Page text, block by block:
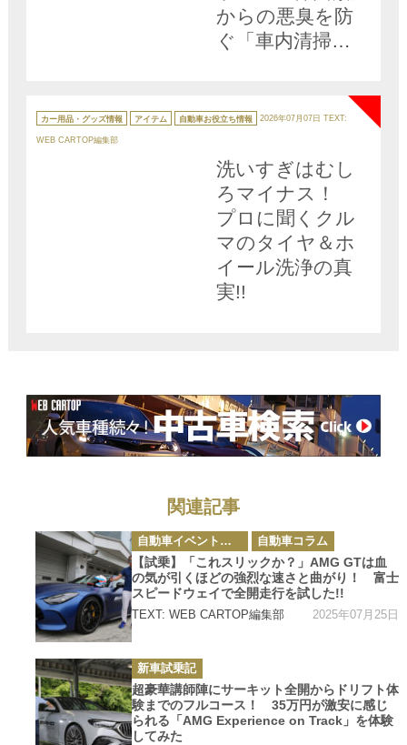
からの悪臭を防
ぐ「車内清掃の
カ
テ
ゴ
ー
カー用品・グッズ情報 アイテム 自動車お役立ち情報 2026年07月07日 TEXT:
WEB CARTOP編集部
洗いすぎはむし
ろマイナス！
プロに聞くクル
マのタイヤ＆ホ
イール洗浄の真
実!!
関連記事
カ
テ
ゴ
リ
ー
自動車イベント・カーイベント 自動車コラム
【試乗】「これスリックか？」AMG GTは血
の気が引くほどの強烈な速さと曲がり！ 富士
スピードウェイで全開走行を試した!!
TEXT: WEB CARTOP編集部 2025年07月25日
カ
テ
ゴ
リ
ー
新車試乗記
超豪華講師陣にサーキット全開からドリフト体
験までのフルコース！ 35万円が激安に感じ
られる「AMG Experience on Track」を体験
してみた